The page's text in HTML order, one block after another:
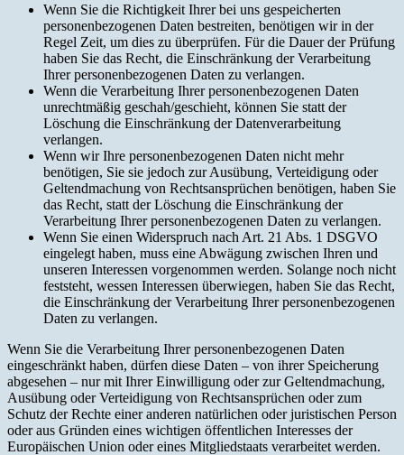
Wenn Sie die Richtigkeit Ihrer bei uns gespeicherten
personenbezogenen Daten bestreiten, benötigen wir in der
Regel Zeit, um dies zu überprüfen. Für die Dauer der Prüfung
haben Sie das Recht, die Einschränkung der Verarbeitung
Ihrer personenbezogenen Daten zu verlangen.
Wenn die Verarbeitung Ihrer personenbezogenen Daten
unrechtmäßig geschah/geschieht, können Sie statt der
Löschung die Einschränkung der Datenverarbeitung
verlangen.
Wenn wir Ihre personenbezogenen Daten nicht mehr
benötigen, Sie sie jedoch zur Ausübung, Verteidigung oder
Geltendmachung von Rechtsansprüchen benötigen, haben Sie
das Recht, statt der Löschung die Einschränkung der
Verarbeitung Ihrer personenbezogenen Daten zu verlangen.
Wenn Sie einen Widerspruch nach Art. 21 Abs. 1 DSGVO
eingelegt haben, muss eine Abwägung zwischen Ihren und
unseren Interessen vorgenommen werden. Solange noch nicht
feststeht, wessen Interessen überwiegen, haben Sie das Recht,
die Einschränkung der Verarbeitung Ihrer personenbezogenen
Daten zu verlangen.
Wenn Sie die Verarbeitung Ihrer personenbezogenen Daten
eingeschränkt haben, dürfen diese Daten – von ihrer Speicherung
abgesehen – nur mit Ihrer Einwilligung oder zur Geltendmachung,
Ausübung oder Verteidigung von Rechtsansprüchen oder zum
Schutz der Rechte einer anderen natürlichen oder juristischen Person
oder aus Gründen eines wichtigen öffentlichen Interesses der
Europäischen Union oder eines Mitgliedstaats verarbeitet werden.